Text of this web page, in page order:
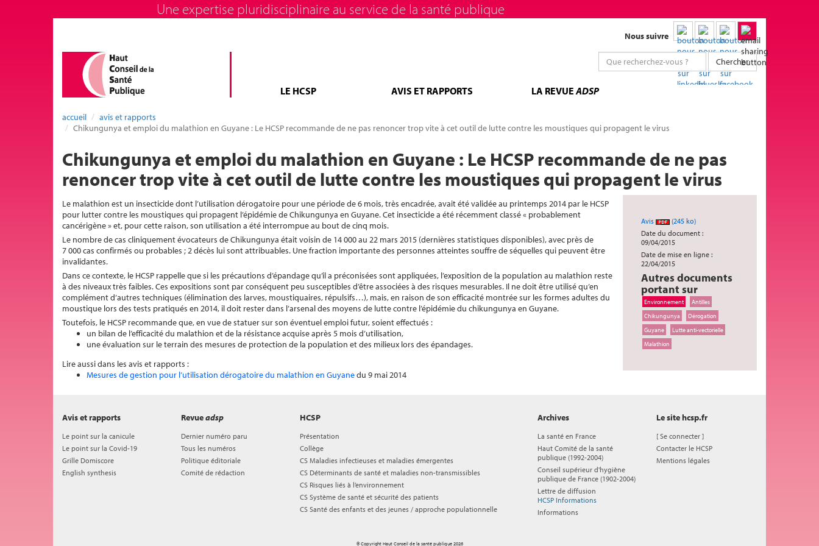
Une expertise pluridisciplinaire au service de la santé publique
Nous suivre
Chercher
LE HCSP AVIS ET RAPPORTS LA REVUEADSP
accueil
avis et rapports
Chikungunya et emploi du malathion en Guyane : Le HCSP recommande de ne pas renoncer trop vite à cet outil de lutte contre les moustiques qui propagent le virus
Chikungunya et emploi du malathion en Guyane : Le HCSP recommande de ne pas
renoncer trop vite à cet outil de lutte contre les moustiques qui propagent le virus
Avis
(245 ko)
Date du document :
09/04/2015
Date de mise en ligne :
22/04/2015
Autres documents
portant sur
Environnement
Antilles
Chikungunya
Dérogation
Guyane
Lutte anti-vectorielle
Malathion
Le malathion est un insecticide dont l’utilisation dérogatoire pour une période de 6 mois, très encadrée, avait été validée au printemps 2014 par le HCSP
pour lutter contre les moustiques qui propagent l’épidémie de Chikungunya en Guyane. Cet insecticide a été récemment classé « probablement
cancérigène » et, pour cette raison, son utilisation a été interrompue au bout de cinq mois.
Le nombre de cas cliniquement évocateurs de Chikungunya était voisin de 14 000 au 22 mars 2015 (dernières statistiques disponibles), avec près de
7 000 cas confirmés ou probables ; 2 décès lui sont attribuables. Une fraction importante des personnes atteintes souffre de séquelles qui peuvent être
invalidantes.
Dans ce contexte, le HCSP rappelle que si les précautions d’épandage qu’il a préconisées sont appliquées, l’exposition de la population au malathion reste
à des niveaux très faibles. Ces expositions sont par conséquent peu susceptibles d’être associées à des risques mesurables. Il ne doit être utilisé qu’en
complément d’autres techniques (élimination des larves, moustiquaires, répulsifs…), mais, en raison de son efficacité montrée sur les formes adultes du
moustique lors des tests pratiqués en 2014, il doit rester dans l’arsenal des moyens de lutte contre l’épidémie du chikungunya en Guyane.
Toutefois, le HCSP recommande que, en vue de statuer sur son éventuel emploi futur, soient effectués :
un bilan de l’efficacité du malathion et de la résistance acquise après 5 mois d’utilisation,
une évaluation sur le terrain des mesures de protection de la population et des milieux lors des épandages.
Lire aussi dans les avis et rapports :
Mesures de gestion pour l’utilisation dérogatoire du malathion en Guyanedu 9 mai 2014
HCSP
Présentation
Collège
CS Maladies infectieuses et maladies émergentes
CS Déterminants de santé et maladies non-transmissibles
CS Risques liés à l’environnement
CS Système de santé et sécurité des patients
CS Santé des enfants et des jeunes / approche populationnelle
Avis et rapports
Le point sur la canicule
Le point sur la Covid-19
Grille Domiscore
English synthesis
Revueadsp
Dernier numéro paru
Tous les numéros
Politique éditoriale
Comité de rédaction
Archives
La santé en France
Haut Comité de la santé
publique (1992-2004)
Conseil supérieur d'hygiène
publique de France (1902-2004)
Lettre de diffusion
HCSP Informations
Informations
Le site hcsp.fr
[Se connecter ]
Contacter le HCSP
Mentions légales
© Copyright Haut Conseil de la santé publique 2026